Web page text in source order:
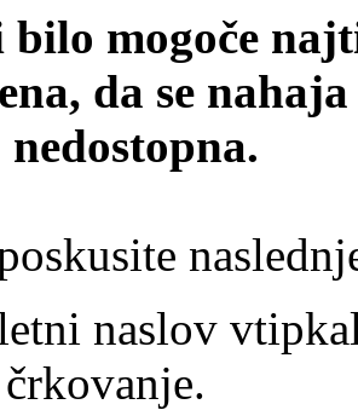
mogoče
da se
naslov